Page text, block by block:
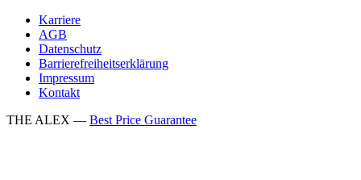
Karriere
AGB
Datenschutz
Barrierefreiheitserklärung
Impressum
Kontakt
THE ALEX — Best Price Guarantee